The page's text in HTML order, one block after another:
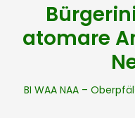
atomare
BI WAA NAA –